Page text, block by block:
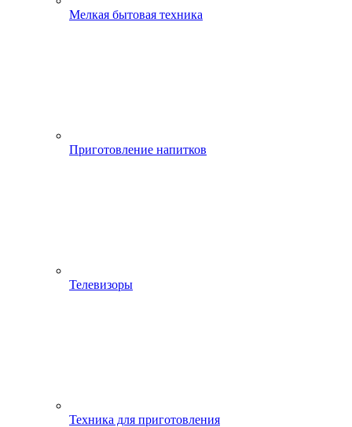
Мелкая бытовая техника
Приготовление напитков
Телевизоры
Техника для приготовления